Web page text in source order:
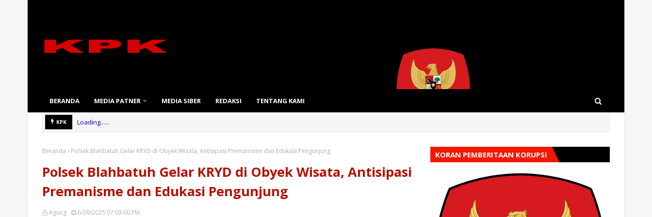
BERANDA MEDIA PATNER MEDIA SIBER REDAKSI TENTANG KAMI
KPK Loading......
Beranda Polsek Blahbatuh Gelar KRYD di Obyek Wisata, Antisipasi Premanisme dan Edukasi Pengunjung
Polsek Blahbatuh Gelar KRYD di Obyek Wisata, Antisipasi
Premanisme dan Edukasi Pengunjung
Agung 6/09/2025 07:03:00 PM
KORAN PEMBERITAAN KORUPSI